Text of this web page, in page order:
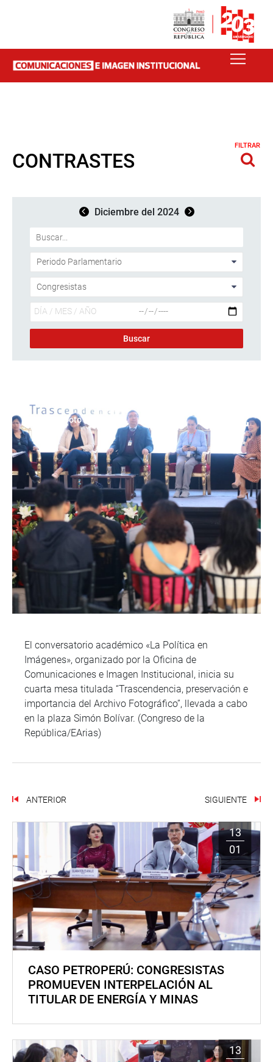
CONTRASTES
FILTRAR
Diciembre del 2024
Descargar foto
El conversatorio académico «La Política en
Imágenes», organizado por la Oficina de
Comunicaciones e Imagen Institucional, inicia su
cuarta mesa titulada “Trascendencia, preservación e
importancia del Archivo Fotográfico”, llevada a cabo
en la plaza Simón Bolívar. (Congreso de la
República/EArias)
ANTERIOR SIGUIENTE
13
01
CASO PETROPERÚ: CONGRESISTAS
PROMUEVEN INTERPELACIÓN AL
TITULAR DE ENERGÍA Y MINAS
13